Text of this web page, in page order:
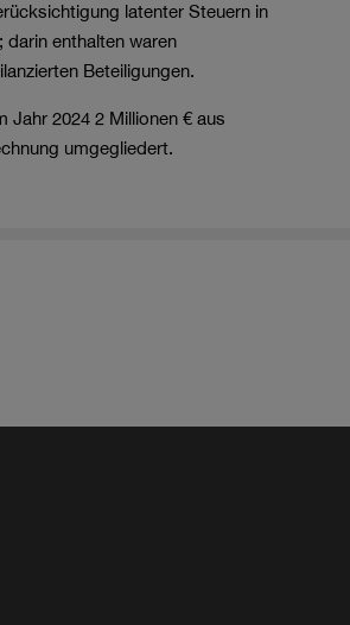
latenter Steuern in
; darin enthalten waren
Beteiligungen.
Jahr 2024 2 Millionen € aus
umgegliedert.